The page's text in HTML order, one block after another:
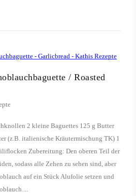
/ Roasted
2 kleine Baguettes 125 g Butter
(z.B. italienische Kräutermischung TK) 1
Zubereitung: Den oberen Teil der
sodass alle Zehen zu sehen sind, aber
auf ein Stück Alufolie setzen und